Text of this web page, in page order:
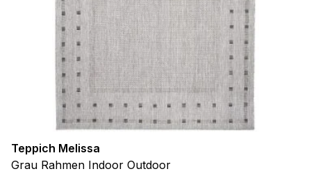
Teppich Melissa
Grau Rahmen Indoor Outdoor